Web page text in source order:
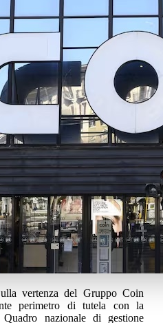
vertenza del Gruppo Coin
perimetro di tutela con la
Quadro nazionale di gestione